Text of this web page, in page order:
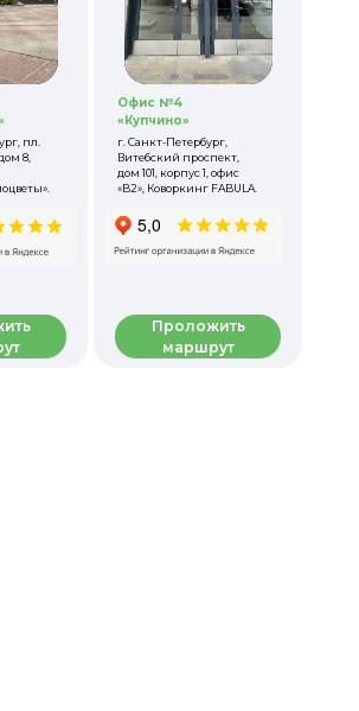
пл.
8,
г. Санкт-Петербург,
Витебский проспект,
дом 101, корпус 1, офис
«B2», Коворкинг FABULA.
Офис №4
«Купчино»
Проложить
маршрут